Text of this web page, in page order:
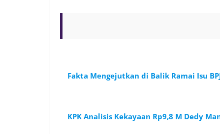
Fakta Mengejutkan di Balik Ramai Isu
KPK Analisis Kekayaan Rp9,8 M Dedy